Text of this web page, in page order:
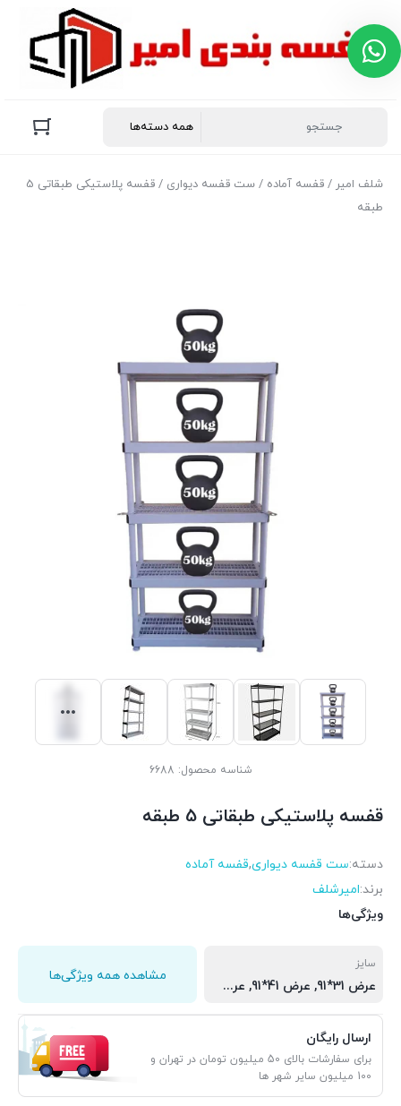
شلف امیر / قفسه آماده / ست قفسه دیواری
/ قفسه پلاستیکی طبقاتی 5
طبقه
شناسه محصول: 6688
قفسه پلاستیکی طبقاتی 5 طبقه
دسته:ست قفسه دیواری,قفسه آماده
برند:امیرشلف
ویژگی‌ها
سایز
عرض 31*91, عرض 41*91, عرض 61*91
مشاهده همه ویژگی‌ها
ارسال رایگان
برای سفارشات بالای 50 میلیون تومان در تهران و
100 میلیون سایر شهر ها
پشتیبانی در روبیکا
هر سوال یا ابهامی دارید صمیمانه پاسخگویی
👋 سلام امیدوارم عالی باشید